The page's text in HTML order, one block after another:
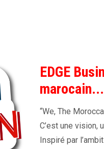
EDGE
marocain...
“We, The
C’est une vision,
Inspiré par